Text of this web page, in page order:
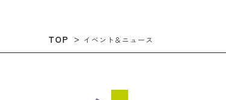
TOP イベント＆ニュース